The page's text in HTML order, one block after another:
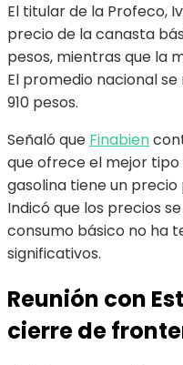
El titular de la Profeco,
precio de la canasta
pesos, mientras que la
El promedio nacional
910 pesos.
Señaló que Finabien
que ofrece el mejor
gasolina tiene un precio
Indicó que los precios
consumo básico no ha
significativos.
Reunión con
cierre de